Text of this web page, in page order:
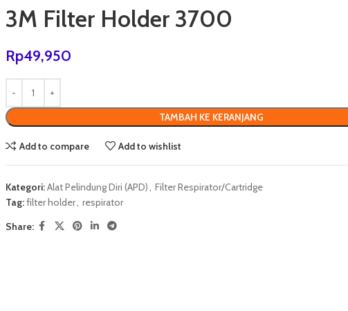
3M Filter Holder 3700
Rp49,950
TAMBAH KE KERANJANG
Add to compare Add to wishlist
Kategori:Alat Pelindung Diri (APD), Filter Respirator/Cartridge
Tag:filter holder, respirator
Share: